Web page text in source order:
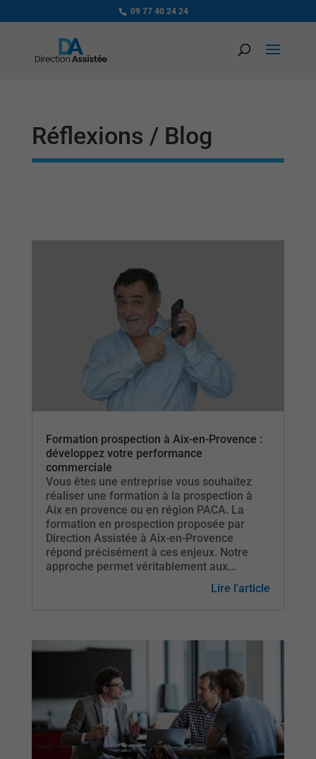
09 77 40 24 24
Réflexions / Blog
Formation prospection à Aix-en-Provence :
développez votre performance
commerciale
Vous êtes une entreprise vous souhaitez
réaliser une formation à la prospection à
Aix en provence ou en région PACA. La
formation en prospection proposée par
Direction Assistée à Aix-en-Provence
répond précisément à ces enjeux. Notre
approche permet véritablement aux...
Lire l'article